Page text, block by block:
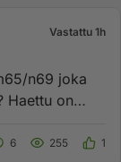
Vastattu 1h
n69 joka
Haettu on
6 255 1